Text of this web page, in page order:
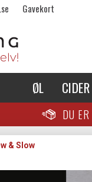
Gavekort
ØL CIDER
DU ER
& Slow